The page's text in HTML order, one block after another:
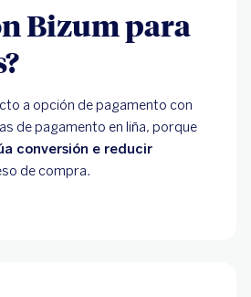
Bizum para
a opción de pagamento con
de pagamento en liña, porque
conversión e reducir
de compra.